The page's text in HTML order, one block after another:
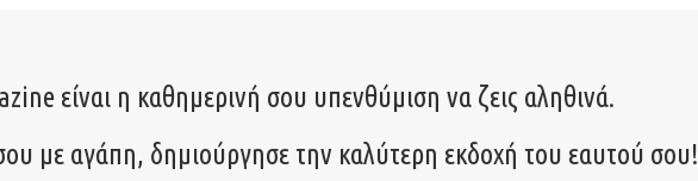
είναι η καθημερινή σου υπενθύμιση να ζεις αληθινά.
με αγάπη, δημιούργησε την καλύτερη εκδοχή του εαυτού σου!